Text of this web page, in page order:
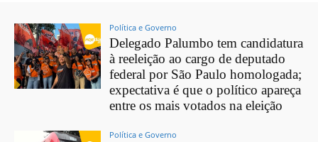
Política e Governo
Delegado Palumbo tem candidatura
à reeleição ao cargo de deputado
federal por São Paulo homologada;
expectativa é que o político apareça
entre os mais votados na eleição
Política e Governo